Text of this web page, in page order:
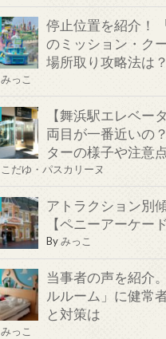
停止位置を紹介！
のミッション・ク
場所取り攻略法は？
みっこ
【舞浜駅エレベー
両目が一番近いの
ターの様子や注意
こだゆ・パスカリーヌ
アトラクション別
【ペニーアーケード
Byみっこ
当事者の声を紹介
ルルーム」に健常
と対策は
みっこ